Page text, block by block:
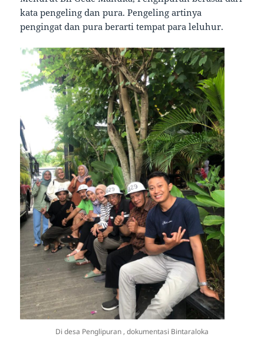
kata pengeling dan pura. Pengeling artinya
pengingat dan pura berarti tempat para leluhur.
Di desa Penglipuran , dokumentasi Bintaraloka